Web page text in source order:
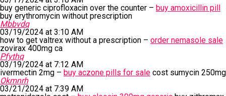
buy generic ciprofloxacin over the counter – buy amoxicillin pill
buy erythromycin without prescription
Mbbvdq
03/19/2024 at 3:10 AM
how to get valtrex without a prescription – order nemasole sale
zovirax 400mg ca
Pfythq
03/19/2024 at 7:12 AM
ivermectin 2mg – buy aczone pills for sale cost sumycin 250mg
Okmnrh
03/21/2024 at 7:39 AM